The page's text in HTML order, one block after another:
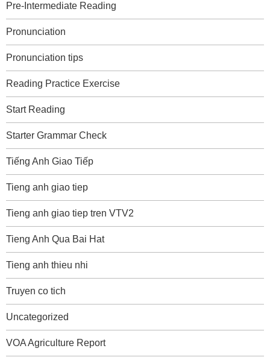
Pre-Intermediate Reading
Pronunciation
Pronunciation tips
Reading Practice Exercise
Start Reading
Starter Grammar Check
Tiếng Anh Giao Tiếp
Tieng anh giao tiep
Tieng anh giao tiep tren VTV2
Tieng Anh Qua Bai Hat
Tieng anh thieu nhi
Truyen co tich
Uncategorized
VOA Agriculture Report